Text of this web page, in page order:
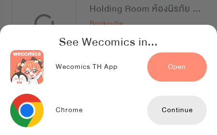
See Wecomics in...
Wecomics TH App Open
Chrome Continue
Holding Room ห้องนิรภัย นายบอดี้การ์ด
Bookcube